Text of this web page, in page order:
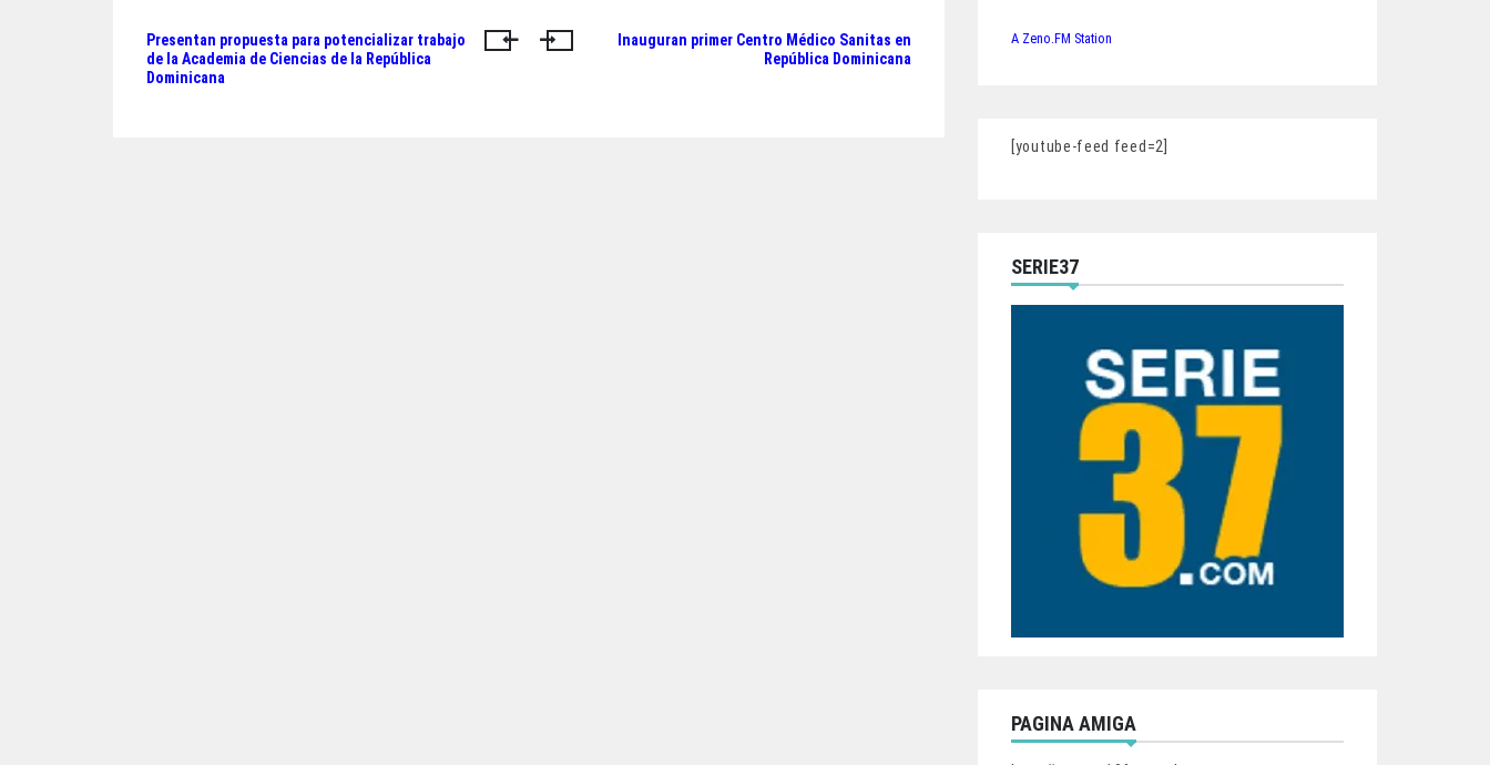
pp
Navegación
de
Presentan propuesta para potencializar trabajo
de la Academia de Ciencias de la República
Dominicana
Inauguran primer Centro Médico Sanitas en
República Dominicana
A Zeno.FM Station
[youtube-feed feed=2]
SERIE37
PAGINA AMIGA